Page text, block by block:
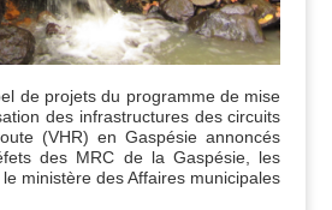
de projets du programme de mise
des infrastructures des circuits
(VHR) en Gaspésie annoncés
des MRC de la Gaspésie, les
ministère des Affaires municipales